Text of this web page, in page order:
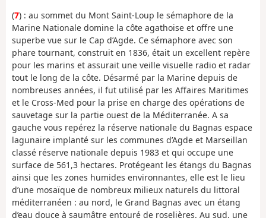
(7) : au sommet du Mont Saint-Loup le sémaphore de la
Marine Nationale domine la côte agathoise et offre une
superbe vue sur le Cap d’Agde. Ce sémaphore avec son
phare tournant, construit en 1836, était un excellent repère
pour les marins et assurait une veille visuelle radio et radar
tout le long de la côte. Désarmé par la Marine depuis de
nombreuses années, il fut utilisé par les Affaires Maritimes
et le Cross-Med pour la prise en charge des opérations de
sauvetage sur la partie ouest de la Méditerranée. A sa
gauche vous repérez la réserve nationale du Bagnas espace
lagunaire implanté sur les communes d’Agde et Marseillan
classé réserve nationale depuis 1983 et qui occupe une
surface de 561,3 hectares. Protégeant les étangs du Bagnas
ainsi que les zones humides environnantes, elle est le lieu
d’une mosaïque de nombreux milieux naturels du littoral
méditerranéen : au nord, le Grand Bagnas avec un étang
d’eau douce à saumâtre entouré de roselières. Au sud, une